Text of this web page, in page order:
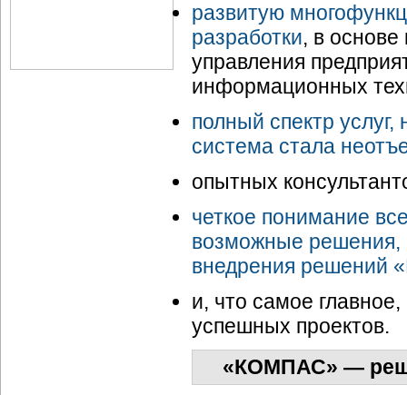
развитую
разработки, в
управления
информационных
полный спектр
система стала
опытных
четкое понимание
возможные решения,
внедрения решений
и, что самое
успешных проектов.
«КОМПАС» —